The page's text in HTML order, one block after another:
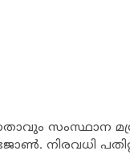
സംസ്ഥാന
നിരവധി